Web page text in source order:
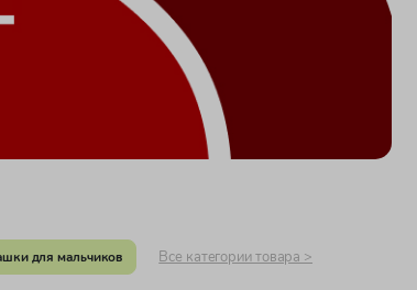
для мальчиков Все категории товара >